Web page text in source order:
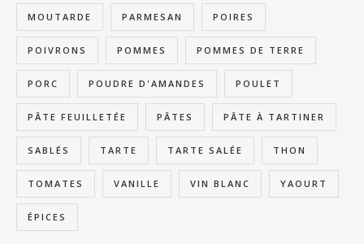
MOUTARDE PARMESAN POIRES
POIVRONS POMMES POMMES DE TERRE
PORC POUDRE D'AMANDES POULET
PÂTE FEUILLETÉE PÂTES PÂTE À TARTINER
SABLÉS TARTE TARTE SALÉE THON
TOMATES VANILLE VIN BLANC YAOURT
ÉPICES